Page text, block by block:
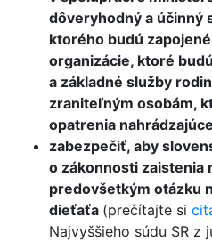
dôveryhodný a účinný
ktorého budú
organizácie, ktoré
a základné služby
zraniteľným osobám,
opatrenia
zabezpečiť, aby
o zákonnosti zaistenia
predovšetkým otázku
dieťaťa (prečítajte si
Najvyššieho súdu SR z